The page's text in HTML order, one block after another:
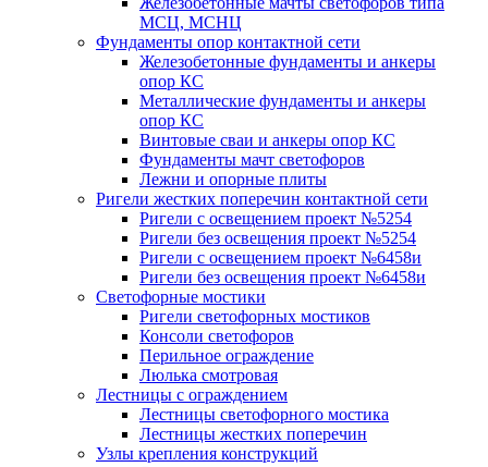
МСЦ, МСНЦ
Фундаменты опор контактной сети
Железобетонные фундаменты и анкеры
опор КС
Металлические фундаменты и анкеры
опор КС
Винтовые сваи и анкеры опор КС
Фундаменты мачт светофоров
Лежни и опорные плиты
Ригели жестких поперечин контактной сети
Ригели с освещением проект №5254
Ригели без освещения проект №5254
Ригели с освещением проект №6458и
Ригели без освещения проект №6458и
Светофорные мостики
Ригели светофорных мостиков
Консоли светофоров
Перильное ограждение
Люлька смотровая
Лестницы с ограждением
Лестницы светофорного мостика
Лестницы жестких поперечин
Узлы крепления конструкций